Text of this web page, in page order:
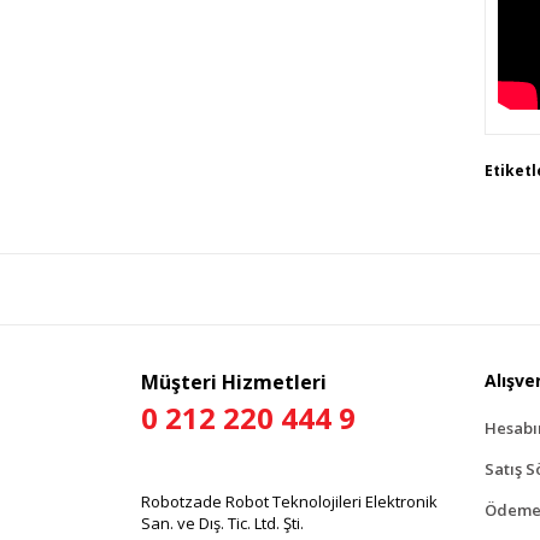
Bu
Müşteri Hizmetleri
0 212 220 444 9
Robotzade Robot Teknolojileri Elektronik
San. ve Dış. Tic. Ltd. Şti.
Satış